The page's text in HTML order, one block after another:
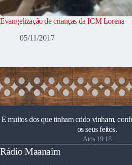
Evangelização de crianças da ICM Lorena –
05/11/2017
E muitos dos que tinham crido vinham,
os seus feitos.
Atos 19:18
Rádio Maanaim